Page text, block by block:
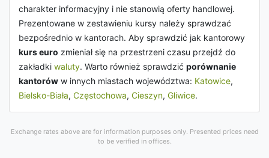
charakter informacyjny i nie stanowią oferty handlowej.
Prezentowane w zestawieniu kursy należy sprawdzać
bezpośrednio w kantorach. Aby sprawdzić jak kantorowy
kurs euro zmieniał się na przestrzeni czasu przejdź do
zakładki waluty. Warto również sprawdzić porównanie
kantorów w innych miastach województwa: Katowice,
Bielsko-Biała, Częstochowa, Cieszyn, Gliwice.
Exchange rates above are for information purposes only. Presented prices need
to be verified in offices.